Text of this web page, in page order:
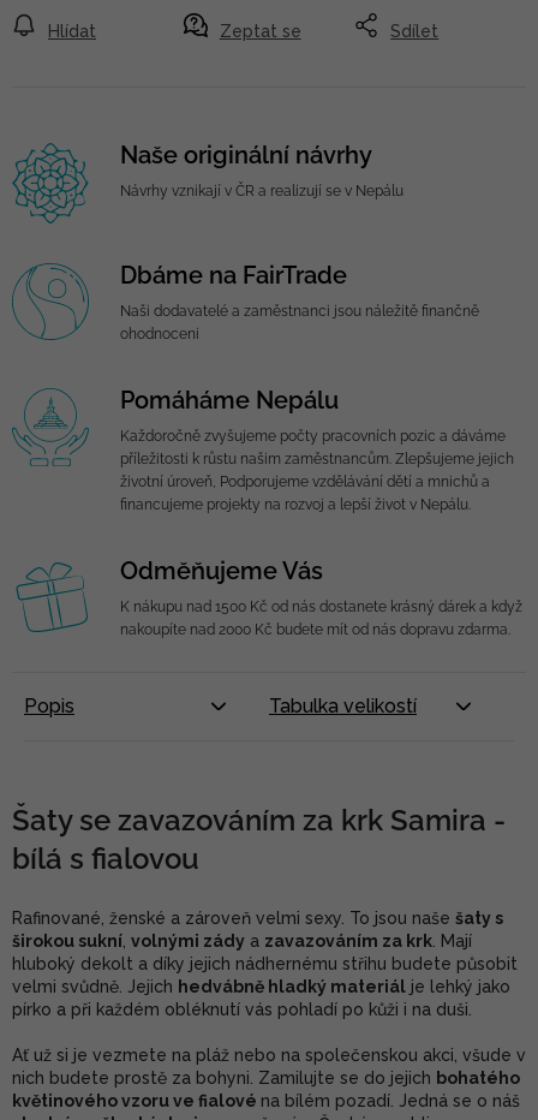
Zeptat se
Hlídat Sdílet
Naše originální návrhy
Návrhy vznikají v ČR a realizují se v Nepálu
Dbáme na FairTrade
Naši dodavatelé a zaměstnanci jsou náležitě finančně
ohodnoceni
Pomáháme Nepálu
Každoročně zvyšujeme počty pracovních pozic a dáváme
příležitosti k růstu našim zaměstnancům. Zlepšujeme jejich
životní úroveň, Podporujeme vzdělávání dětí a mnichů a
financujeme projekty na rozvoj a lepší život v Nepálu.
Odměňujeme Vás
K nákupu nad 1500 Kč od nás dostanete krásný dárek a když
nakoupíte nad 2000 Kč budete mít od nás dopravu zdarma.
Popis Tabulka velikostí
Šaty se zavazováním za krk Samira -
bílá s fialovou
Rafinované, ženské a zároveň velmi sexy. To jsou naše šaty s
širokou sukní volnými zády a zavazováním za krk . Mají
hluboký dekolt a díky jejich nádhernému střihu budete působit
velmi svůdně. Jejich hedvábně hladký materiál je lehký jako
pírko a při každém obléknutí vás pohladí po kůži i na duši.
Ať už si je vezmete na pláž nebo na společenskou akci, všude v
nich budete prostě za bohyni. Zamilujte se do jejich bohatého
květinového vzoru ve fialové na bílém pozadí. Jedná se o náš